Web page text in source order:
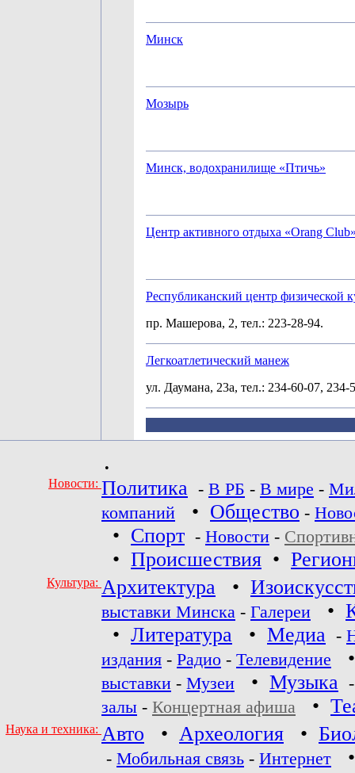
Минск
Мозырь
Минск, водохранилище «Птичь»
Центр активного отдыха «Orang
Республиканский центр физической
пр. Машерова, 2, тел.: 223-28-94.
Легкоатлетический манеж
ул. Даумана, 23а, тел.: 234-60-07, 234-
•
Новости: Политика - В РБ - В мире -
компаний
• Общество -
• Спорт - Новости -
• Происшествия •
Культура: Архитектура •
выставки Минска - Галереи •
• Литература • Медиа -
издания - Радио - Телевидение
выставки - Музеи • Музыка
залы - Концертная афиша •
Наука и техника: Авто • Археология •
- Мобильная связь - Интернет